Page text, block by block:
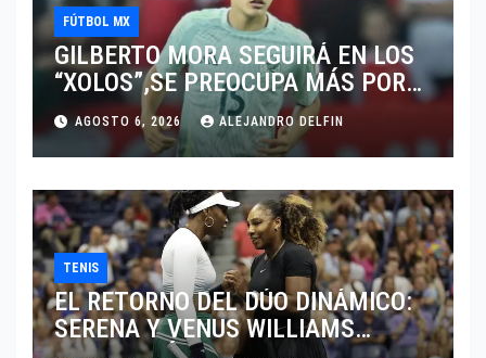
FÚTBOL MX
GILBERTO MORA SEGUIRÁ EN LOS
“XOLOS”,SE PREOCUPA MÁS POR
JUGAR EN SU EQUIPO.
AGOSTO 6, 2026 ALEJANDRO DELFIN
TENIS
EL RETORNO DEL DÚO DINÁMICO:
SERENA Y VENUS WILLIAMS